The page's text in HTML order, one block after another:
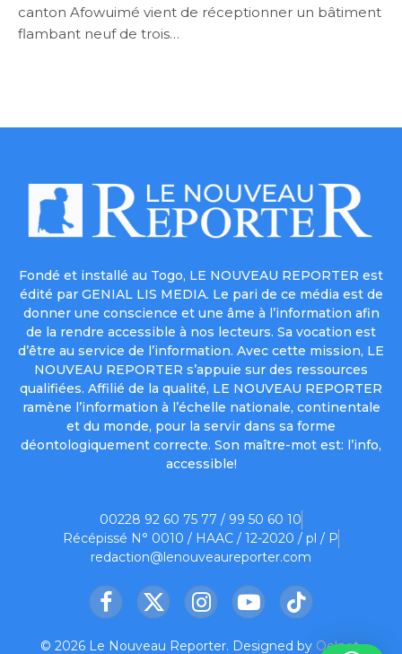
canton Afowuimé vient de réceptionner un bâtiment
flambant neuf de trois…
Fondé et installé au Togo, LE NOUVEAU REPORTER est
édité par GENIAL LIS MEDIA. Le pari de ce média est de
donner une conscience et une âme à l’information afin
de la rendre accessible à nos lecteurs. Sa vocation est
d’être au service de l’information. Avec cette mission, LE
NOUVEAU REPORTER s’appuie sur des ressources
qualifiées. Affilié de la qualité, LE NOUVEAU REPORTER
ramène l’information à l’échelle nationale, continentale
et du monde, pour la servir dans sa forme
déontologiquement correcte. Son maître-mot est: l’info,
accessible!
00228 92 60 75 77 / 99 50 60 10
Récépissé N° 0010 / HAAC / 12-2020 / pl / P
redaction@lenouveaureporter.com
Facebook
X
InstagramYouTubeTikTok
© 2026 Le Nouveau Reporter. Designed by Oelnet.